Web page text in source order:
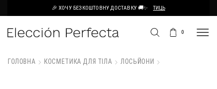
🎉 ХОЧУ БЕЗКОШТОВНУ ДОСТАВКУ 🚚✨ ТИЦЬ
0
ГОЛОВНА КОСМЕТИКА ДЛЯ ТІЛА ЛОСЬЙОНИ